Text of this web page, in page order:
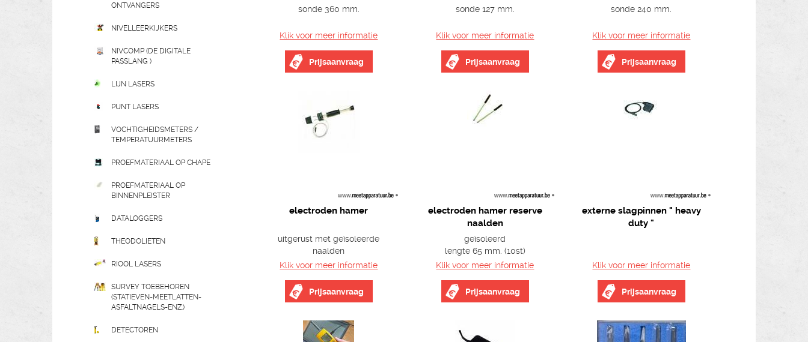
ONTVANGERS
NIVELLEERKIJKERS
NIVCOMP (DE DIGITALE
PASSLANG )
LIJN LASERS
PUNT LASERS
VOCHTIGHEIDSMETERS /
TEMPERATUURMETERS
PROEFMATERIAAL OP CHAPE
PROEFMATERIAAL OP
BINNENPLEISTER
DATALOGGERS
THEODOLIETEN
RIOOL LASERS
SURVEY TOEBEHOREN
(STATIEVEN-MEETLATTEN-
ASFALTNAGELS-ENZ.)
DETECTOREN
sonde 360 mm.
Klik voor meer informatie
Prijsaanvraag
sonde 127 mm.
Klik voor meer informatie
Prijsaanvraag
sonde 240 mm.
Klik voor meer informatie
Prijsaanvraag
electroden hamer
uitgerust met geïsoleerde
naalden
Klik voor meer informatie
Prijsaanvraag
electroden hamer reserve
naalden
geïsoleerd
lengte 65 mm. (10st)
Klik voor meer informatie
Prijsaanvraag
externe slagpinnen " heavy
duty "
Klik voor meer informatie
Prijsaanvraag